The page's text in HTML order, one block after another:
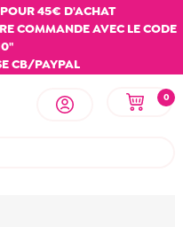
45€ D'ACHAT
COMMANDE AVEC LE CODE
CB/PAYPAL
0